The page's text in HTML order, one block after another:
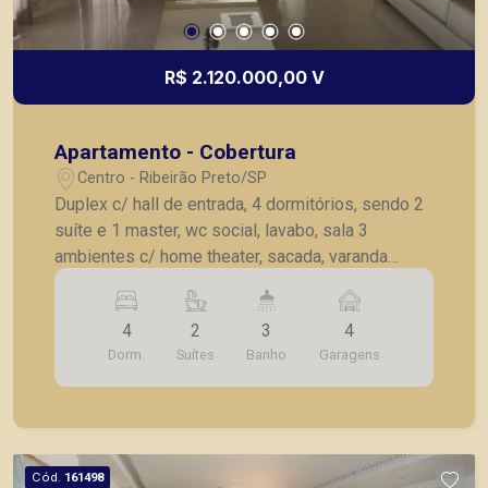
R$ 2.120.000,00 V
Apartamento - Cobertura
Centro - Ribeirão Preto/SP
Duplex c/ hall de entrada, 4 dormitórios, sendo 2
suíte e 1 master, wc social, lavabo, sala 3
ambientes c/ home theater, sacada, varanda
gourmet fechada em vidro, cozinha planejada,
lavanderia, suíte de serviço, 4 vagas de garagem
cobertas.4
Dorm.
2
Suítes
3
Banho
4
Garagens
Cód. 161498